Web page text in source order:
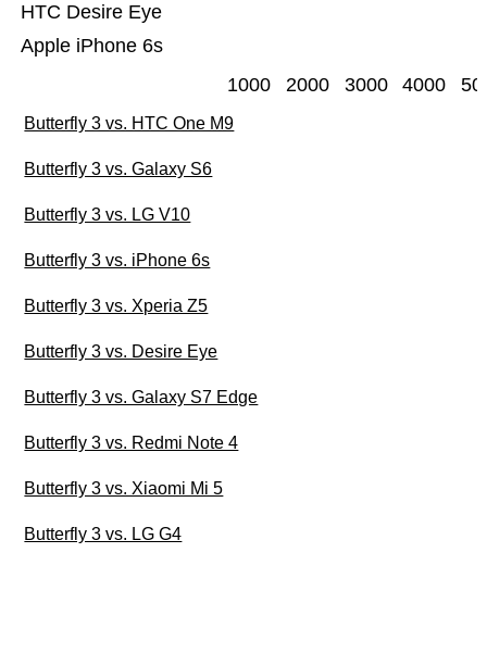
Apple iPhone 6s
HTC Desire Eye
1000 2000 3000 4000
Butterfly 3 vs. HTC One M9
Butterfly 3 vs. Galaxy S6
Butterfly 3 vs. LG V10
Butterfly 3 vs. iPhone 6s
Butterfly 3 vs. Xperia Z5
Butterfly 3 vs. Desire Eye
Butterfly 3 vs. Galaxy S7 Edge
Butterfly 3 vs. Redmi Note 4
Butterfly 3 vs. Xiaomi Mi 5
Butterfly 3 vs. LG G4